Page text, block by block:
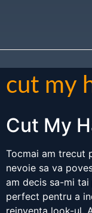
cut my
Cut My
Tocmai am trecut
nevoie sa va
am decis sa-mi tai
perfect pentru a